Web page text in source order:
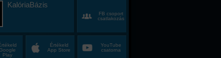
KalóriaBázis
FB csoport
csatlakozás
Play
Értékeld
App Store
YouTube
csatorna